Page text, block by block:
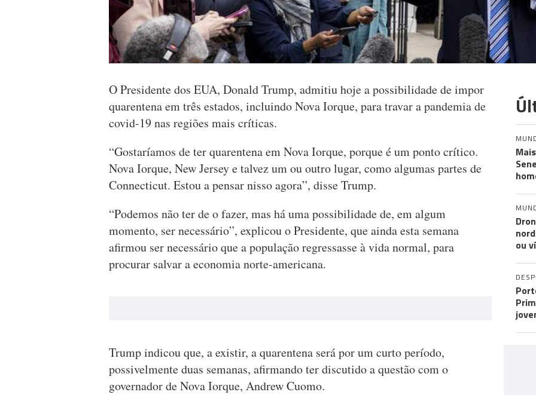
O Presidente dos EUA, Donald Trump, admitiu hoje a possibilidade de impor
quarentena em três estados, incluindo Nova Iorque, para travar a pandemia de
covid-19 nas regiões mais críticas.
“Gostaríamos de ter quarentena em Nova Iorque, porque é um ponto crítico.
Nova Iorque, New Jersey e talvez um ou outro lugar, como algumas partes de
Connecticut. Estou a pensar nisso agora”, disse Trump.
“Podemos não ter de o fazer, mas há uma possibilidade de, em algum
momento, ser necessário”, explicou o Presidente, que ainda esta semana
afirmou ser necessário que a população regressasse à vida normal, para
procurar salvar a economia norte-americana.
Trump indicou que, a existir, a quarentena será por um curto período,
possivelmente duas semanas, afirmando ter discutido a questão com o
governador de Nova Iorque, Andrew Cuomo.
ou